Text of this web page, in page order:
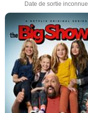
Date de sortie inconnue